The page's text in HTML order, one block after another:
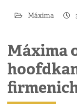
Máxima
Máxima